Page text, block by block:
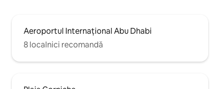
Aeroportul Internațional Abu Dhabi
8 localnici recomandă